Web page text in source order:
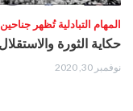
المهام التبادلية تُظهر
حكاية الثورة
نوفمبر 30, 2020